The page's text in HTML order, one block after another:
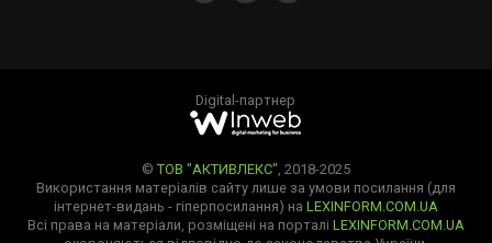
Digital-партнер
© ТОВ "АКТИВЛЕКС", 2018-2025
Використання матеріалів сайту лише за умови посилання (для
інтернет-видань - гіперпосилання) на LEXINFORM.COM.UA
Всі права на матеріали, розміщені на порталі LEXINFORM.COM.UA